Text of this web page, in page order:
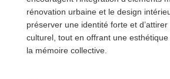
rénovation urbaine et le design
préserver une identité forte et
culturel, tout en offrant une
la mémoire collective.